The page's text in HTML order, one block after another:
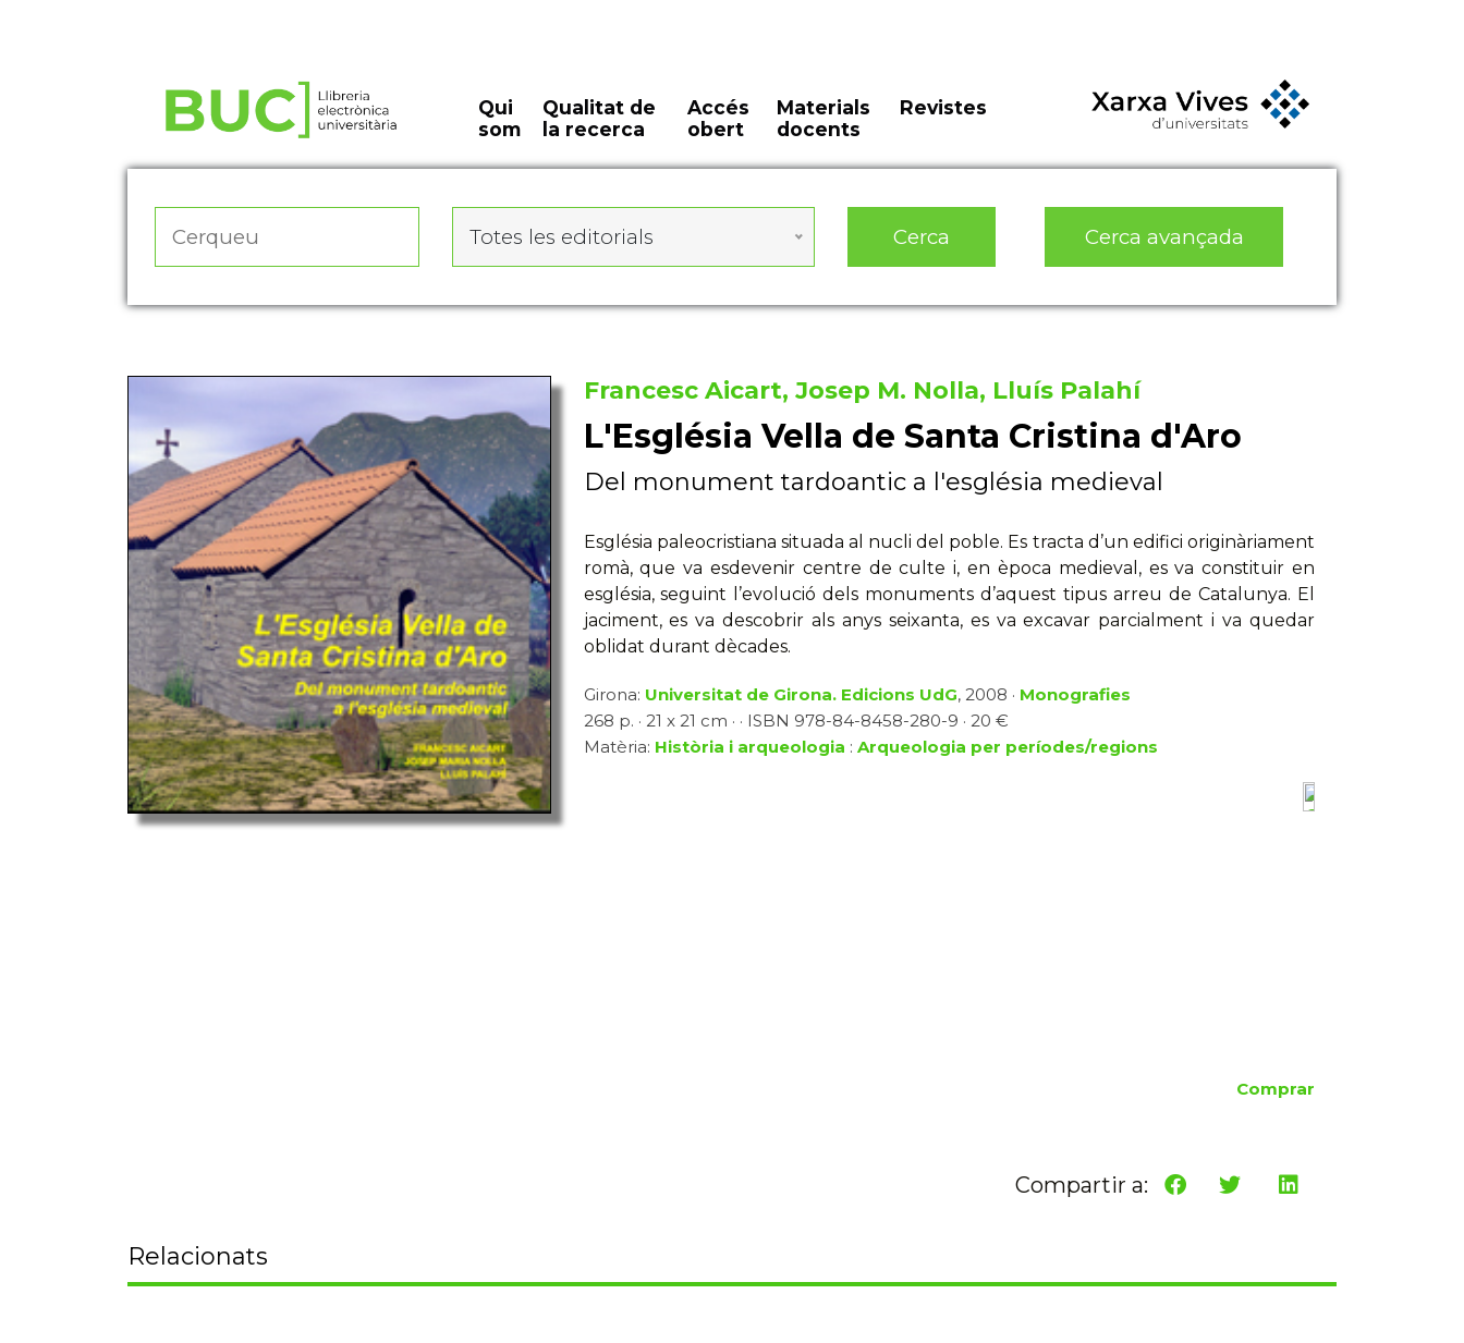
Qui
som
Qualitat de
la recerca
Accés
obert
Materials
docents
Revistes
Totes les editorials Cerca Cerca avançada
Francesc Aicart, Josep M. Nolla, Lluís Palahí
L'Església Vella de Santa Cristina d'Aro
Del monument tardoantic a l'església medieval
Església paleocristiana situada al nucli del poble. Es tracta d’un edifici originàriament
romà, que va esdevenir centre de culte i, en època medieval, es va constituir en
església, seguint l’evolució dels monuments d’aquest tipus arreu de Catalunya. El
jaciment, es va descobrir als anys seixanta, es va excavar parcialment i va quedar
oblidat durant dècades.
Girona: Universitat de Girona. Edicions UdG, 2008 · Monografies
268 p. · 21 x 21 cm · · ISBN 978-84-8458-280-9 · 20 €
Matèria: Història i arqueologia : Arqueologia per períodes/regions
Comprar
Compartir a:
Relacionats